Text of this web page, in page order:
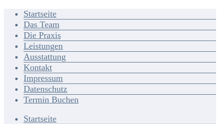
Startseite
Das Team
Die Praxis
Leistungen
Ausstattung
Kontakt
Impressum
Datenschutz
Termin Buchen
Startseite